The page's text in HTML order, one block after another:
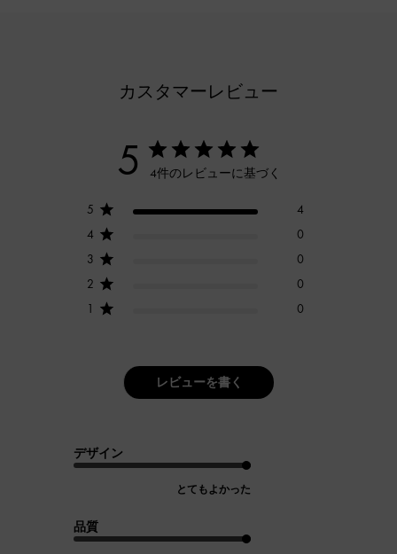
カスタマーレビュー
5 4件のレビューに基づく
5
4
4
0
3
0
2
0
1
0
レビューを書く
デザイン
とてもよかった
品質